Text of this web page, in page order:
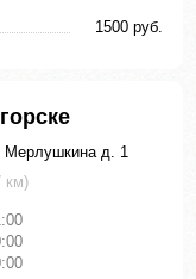
1500 руб.
Мерлушкина д. 1
км)